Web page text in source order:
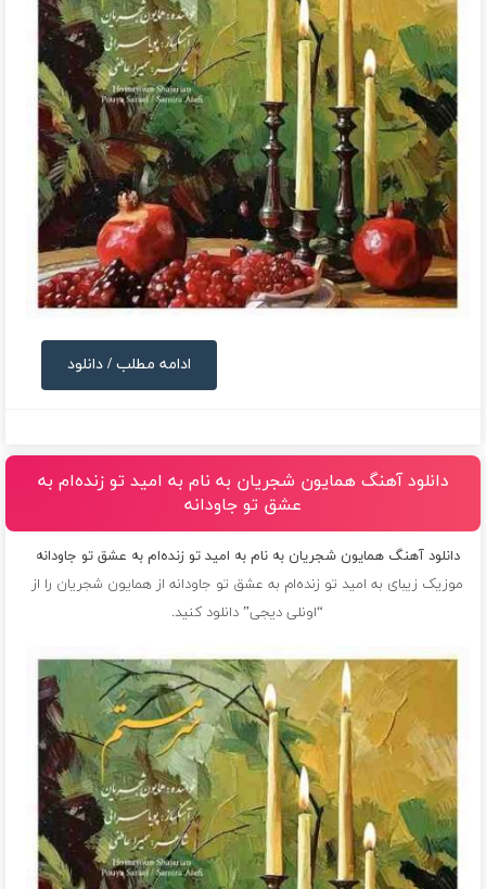
ادامه مطلب / دانلود
دانلود آهنگ همایون شجریان به نام به امید تو زنده‌ام به
عشق تو جاودانه
دانلود آهنگ همایون شجریان به نام به امید تو زنده‌ام به عشق تو جاودانه
موزیک زیبای به امید تو زنده‌ام به عشق تو جاودانه از همایون شجریان را از
“اونلی دیجی” دانلود کنید.